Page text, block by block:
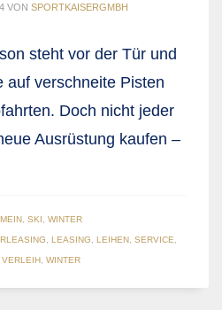
VON SPORTKAISERGMBH
steht vor der Tür und
auf verschneite Pisten
Doch nicht jeder
Ausrüstung kaufen –
, SKI, WINTER
, LEASING, LEIHEN, SERVICE,
VERLEIH, WINTER